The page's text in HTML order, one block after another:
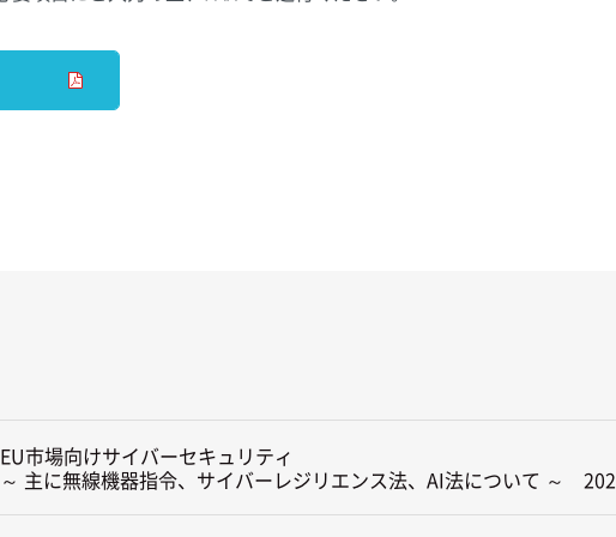
EU市場向けサイバーセキュリティ
～ 主に無線機器指令、サイバーレジリエンス法、AI法について ～　